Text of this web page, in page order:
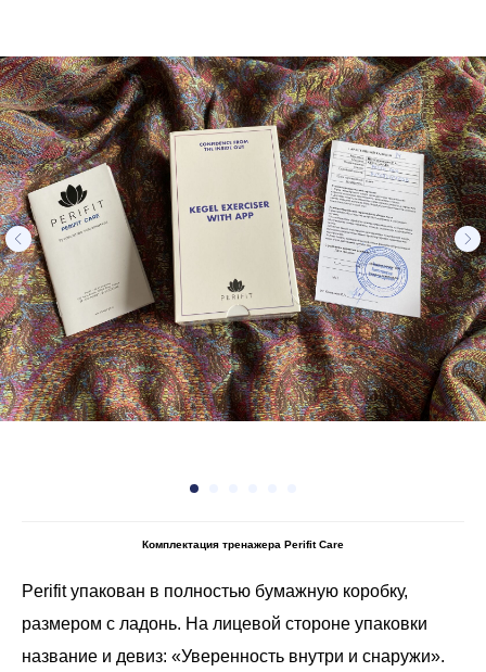
Комплектация тренажера Perifit Care
Perifit упакован в полностью бумажную коробку,
размером с ладонь. На лицевой стороне упаковки
название и девиз: «Уверенность внутри и снаружи».